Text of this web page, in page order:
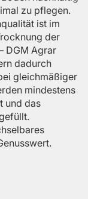
zu pflegen.
ist im
der
DGM Agrar
dadurch
gleichmäßiger
mindestens
und das